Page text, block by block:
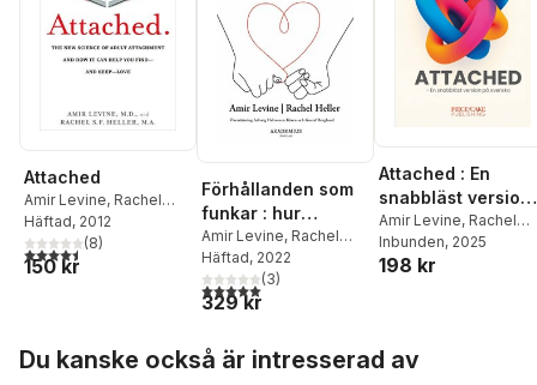
Attached
Amir Levine, Rachel
Heller
Häftad, 2012
4,5utav 5 stjärnor. Totalt antal röster:
(8)
150 kr
Förhållanden som
funkar : hur
vetenskapen om
anknytningsmönste
r kan hjälpa dig att
hitta och behålla
Amir Levine, Rachel
Heller
Häftad, 2022
5,0utav 5 stjärnor. Totalt antal röster:
(3)
329 kr
Attached : En
snabbläst version
på svenska
Amir Levine, Rachel
Heller
Inbunden, 2025
198 kr
Du kanske också är intresserad av